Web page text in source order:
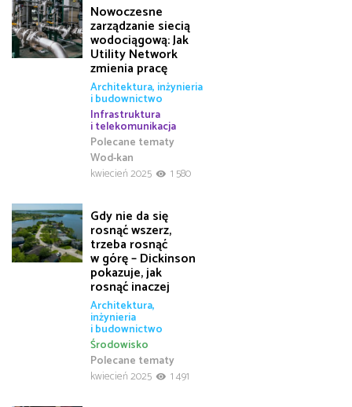
Nowoczesne
zarządzanie siecią
wodociągową: Jak
Utility Network
zmienia pracę
Architektura, inżynieria
i budownictwo
Infrastruktura
i telekomunikacja
Polecane tematy
Wod-kan
kwiecień 2025
1 580
Gdy nie da się
rosnąć wszerz,
trzeba rosnąć
w górę – Dickinson
pokazuje, jak
rosnąć inaczej
Architektura,
inżynieria
i budownictwo
Polecane tematy
Środowisko
kwiecień 2025
1 491